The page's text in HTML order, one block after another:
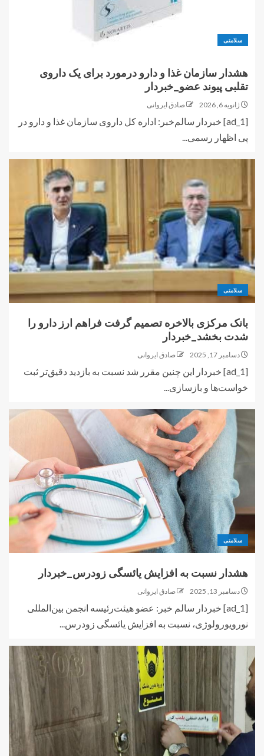
سلامتی
هشدار سازمان غذا و دارو درمورد برای یک داروی
تقلبی پیوند عضو_خبردار
ژانویه 6, 2026 صادق ایروانی
[ad_1] خبردار سالم‌خبر: اداره کل داروی سازمان غذا و دارو در
پی اظهار رسمی...
سلامتی
بانک مرکزی بالاخره تصمیم گرفت فراهم ارز دارو را
شدت بخشد_خبردار
دسامبر 17, 2025 صادق ایروانی
[ad_1] خبردار این چنین مقرر شد نسبت به بازدید دقیق‌تر ثبت
خواست‌ها و بازسازی...
سلامتی
هشدار نسبت به افزایش یائسگی زودرس_خبردار
دسامبر 13, 2025 صادق ایروانی
[ad_1] خبردار سالم خبر: عضو هیئت‌رئیسه انجمن بین‌المللی
نورویورولوژی، نسبت به افزایش یائسگی زودرس...